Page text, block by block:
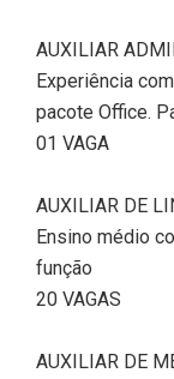
AUXILIAR
Experiência
pacote Office.
01 VAGA
AUXILIAR DE
Ensino médio
função
20 VAGAS
AUXILIAR DE